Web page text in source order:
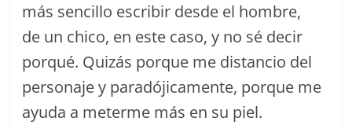
más sencillo escribir desde el hombre,
de un chico, en este caso, y no sé decir
porqué. Quizás porque me distancio del
personaje y paradójicamente, porque me
ayuda a meterme más en su piel.